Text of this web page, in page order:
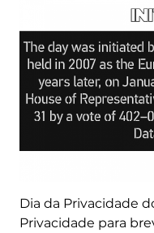
Dia da Privacidade
Privacidade para